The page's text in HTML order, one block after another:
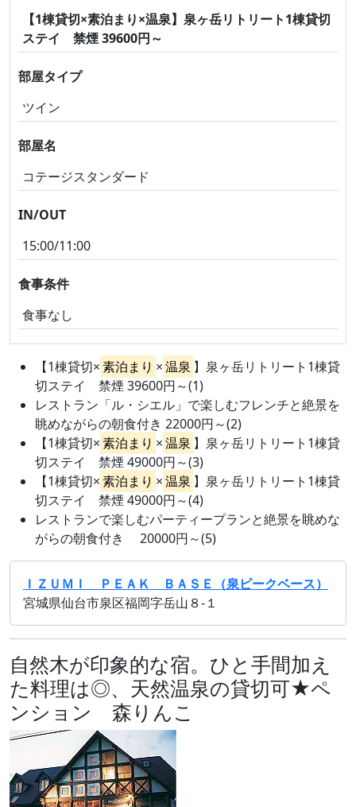
【1棟貸切×素泊まり×温泉】泉ヶ岳リトリート1棟貸切
ステイ 禁煙 39600円～
部屋タイプ
ツイン
部屋名
コテージスタンダード
IN/OUT
15:00/11:00
食事条件
食事なし
【1棟貸切×素泊まり ×温泉 】泉ヶ岳リトリート1棟貸
切ステイ 禁煙 39600円～(1)
レストラン「ル・シエル」で楽しむフレンチと絶景を
眺めながらの朝食付き 22000円～(2)
【1棟貸切×素泊まり ×温泉 】泉ヶ岳リトリート1棟貸
切ステイ 禁煙 49000円～(3)
【1棟貸切×素泊まり ×温泉 】泉ヶ岳リトリート1棟貸
切ステイ 禁煙 49000円～(4)
レストランで楽しむパーティープランと絶景を眺めな
がらの朝食付き 20000円～(5)
ＩＺＵＭＩ ＰＥＡＫ ＢＡＳＥ（泉ピークベース）
宮城県仙台市泉区福岡字岳山８‐１
自然木が印象的な宿。ひと手間加え
た料理は◎、天然温泉の貸切可★ペ
ンション 森りんこ